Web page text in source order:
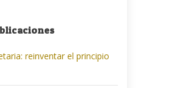
reinventar el principio